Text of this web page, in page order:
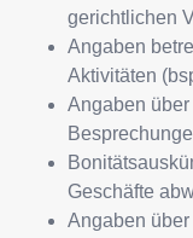
gerichtlichen
Angaben
Aktivitäten
Angaben
Geschäfte
Angaben